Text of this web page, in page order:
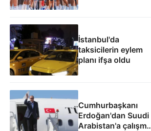
İstanbul'da
taksicilerin eylem
planı ifşa oldu
Cumhurbaşkanı
Erdoğan'dan Suudi
Arabistan'a çalışma